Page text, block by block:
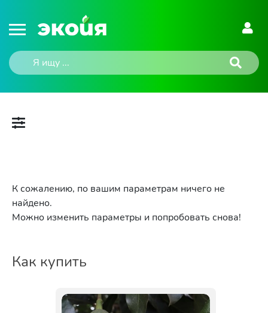
К сожалению, по вашим параметрам ничего не
найдено.
Можно изменить параметры и попробовать снова!
Как купить